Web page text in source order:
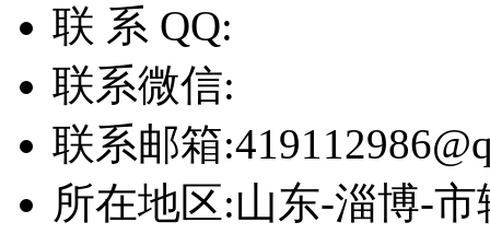
联 系 QQ:
联系微信:
联系邮箱:
所在地区:山东-淄博-